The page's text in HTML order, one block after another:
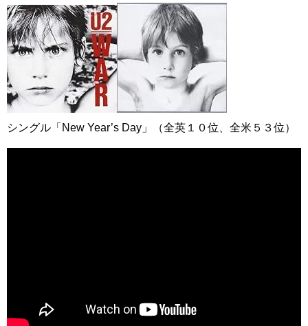
シングル「New Year’s Day」（全英１０位、全米５３位）